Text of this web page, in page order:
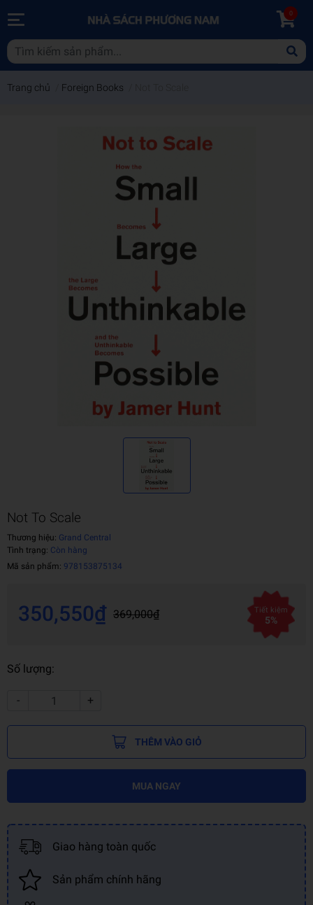
0
Trang chủ Foreign Books
Not To Scale
Thương hiệu: Grand Central
Tình trạng: Còn hàng
Mã sản phẩm: 978153875134
350,550₫ 369,000₫ Tiết kiệm
5%
Số lượng:
- +
THÊM VÀO GIỎ
MUA NGAY
Giao hàng toàn quốc
Sản phẩm chính hãng